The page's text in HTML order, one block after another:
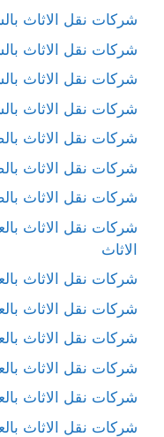
شركات نقل الاثاث
شركات نقل الاثاث
شركات نقل الاثاث
شركات نقل الاثاث
شركات نقل الاثاث
شركات نقل الاثاث
شركات نقل الاثاث
شركات نقل الاثاث
الاثاث
شركات نقل الاثاث
شركات نقل الاثاث
شركات نقل الاثاث
شركات نقل الاثاث
شركات نقل الاثاث
شركات نقل الاثاث